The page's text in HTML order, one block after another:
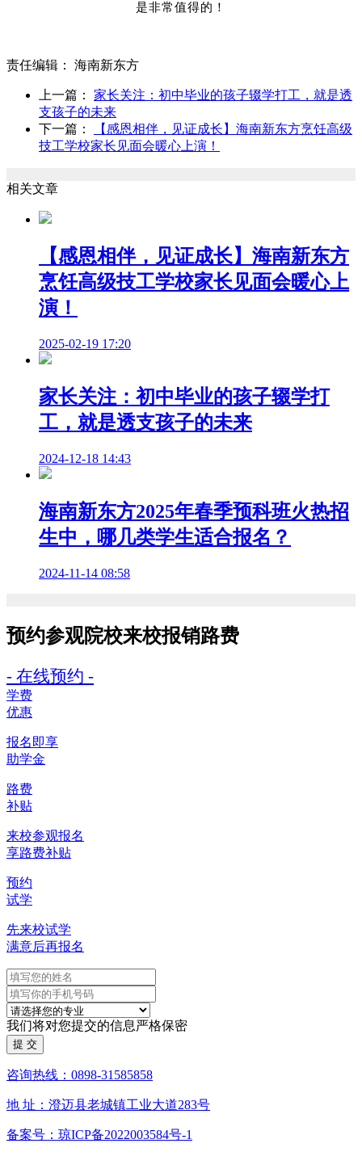
是非常值得的！
责任编辑： 海南新东方
上一篇： 家长关注：初中毕业的孩子辍学打工，就是透
支孩子的未来
下一篇：
【感恩相伴，见证成长】海南新东方烹饪高级
技工学校家长见面会暖心上演！
相关文章
【感恩相伴，见证成长】海南新东方
烹饪高级技工学校家长见面会暖心上
演！
2025-02-19 17:20
家长关注：初中毕业的孩子辍学打
工，就是透支孩子的未来
2024-12-18 14:43
海南新东方2025年春季预科班火热招
生中，哪几类学生适合报名？
2024-11-14 08:58
预约参观院校来校报销路费
- 在线预约 -
学费
优惠
报名即享
助学金
路费
补贴
来校参观报名
享路费补贴
预约
试学
先来校试学
满意后再报名
我们将对您提交的信息严格保密
咨询热线：0898-31585858
地 址：澄迈县老城镇工业大道283号
备案号：琼ICP备2022003584号-1